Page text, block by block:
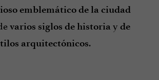
emblemático de la ciudad
varios siglos de historia y de
arquitectónicos.